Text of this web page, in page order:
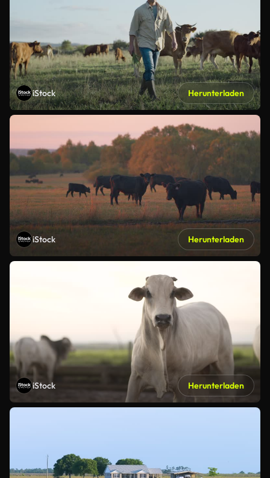
iStock Herunterladen
iStock Herunterladen
iStock Herunterladen